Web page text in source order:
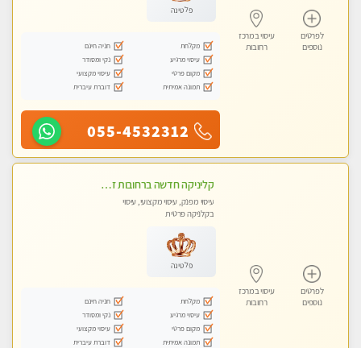
לפרטים
נוספים
עיסוי במרכז
רחובות
פלטינה
מקלחת
חניה חינם
עיסוי מרגיע
נקי ומסודר
מקום פרטי
עיסוי מקצועי
תמונה אמיתית
דוברת עיברית
055-4532312
לפרטים
נוספים
עיסוי במרכז
רחובות
קליניקה חדשה ברחובות זמן לנפש, זמן לגוף, זמן לנשמה.. בוא להתפנק בעיסוי מושלם..
עיסוי מפנק, עיסוי מקצועי, עיסוי
בקלניקה פרטית
פלטינה
מקלחת
חניה חינם
עיסוי מרגיע
נקי ומסודר
מקום פרטי
עיסוי מקצועי
תמונה אמיתית
דוברת עיברית